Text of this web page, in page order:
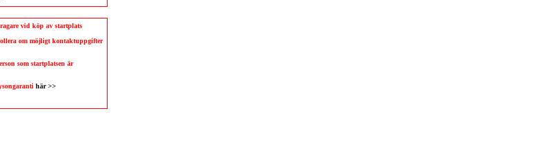
vid köp av startplats
om möjligt kontaktuppgifter
som startplatsen är
här >>